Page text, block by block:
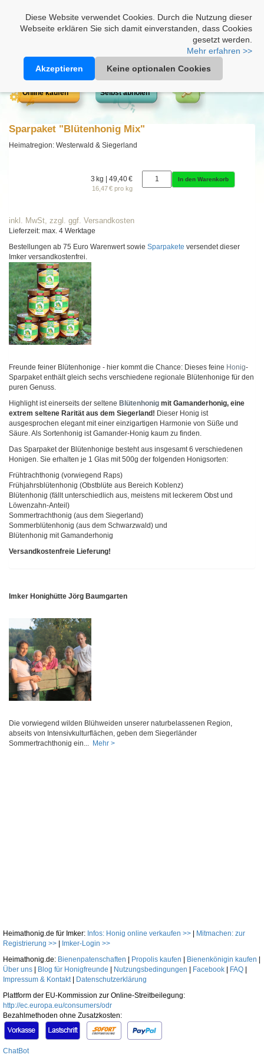
Diese Website verwendet Cookies. Durch die Nutzung dieser
Webseite erklären Sie sich damit einverstanden, dass Cookies
gesetzt werden.
Mehr erfahren >>
Akzeptieren
Keine optionalen Cookies
Online kaufen Selbst abholen
Sparpaket "Blütenhonig Mix"
Heimatregion: Westerwald & Siegerland
3 kg | 49,40 €
16,47 € pro kg
In den Warenkorb
inkl. MwSt, zzgl. ggf. Versandkosten
Lieferzeit: max. 4 Werktage
Bestellungen ab 75 Euro Warenwert sowie Sparpakete versendet dieser
Imker versandkostenfrei.
Freunde feiner Blütenhonige - hier kommt die Chance: Dieses feine Honig-
Sparpaket enthält gleich sechs verschiedene regionale Blütenhonige für den
puren Genuss.
Highlight ist einerseits der seltene Blütenhonig mit Gamanderhonig, eine
extrem seltene Rarität aus dem Siegerland! Dieser Honig ist
ausgesprochen elegant mit einer einzigartigen Harmonie von Süße und
Säure. Als Sortenhonig ist Gamander-Honig kaum zu finden.
Das Sparpaket der Blütenhonige besteht aus insgesamt 6 verschiedenen
Honigen. Sie erhalten je 1 Glas mit 500g der folgenden Honigsorten:
Frühtrachthonig (vorwiegend Raps)
Frühjahrsblütenhonig (Obstblüte aus Bereich Koblenz)
Blütenhonig (fällt unterschiedlich aus, meistens mit leckerem Obst und
Löwenzahn-Anteil)
Sommertrachthonig (aus dem Siegerland)
Sommerblütenhonig (aus dem Schwarzwald) und
Blütenhonig mit Gamanderhonig
Versandkostenfreie Lieferung!
Imker Honighütte Jörg Baumgarten
Die vorwiegend wilden Blühweiden unserer naturbelassenen Region,
abseits von Intensivkulturflächen, geben dem Siegerländer
Sommertrachthonig ein... Mehr >
Heimathonig.de für Imker: Infos: Honig online verkaufen >>
Mitmachen: zur
Registrierung >>
Imker-Login >>
Heimathonig.de: Bienenpatenschaften Propolis kaufen Bienenkönigin kaufen
Über uns
Blog für Honigfreunde Nutzungsbedingungen Facebook FAQ
Impressum & Kontakt|
Datenschutzerklärung
Plattform der EU-Kommission zur Online-Streitbeilegung:
http://ec.europa.eu/consumers/odr
Bezahlmethoden ohne Zusatzkosten:
ChatBot